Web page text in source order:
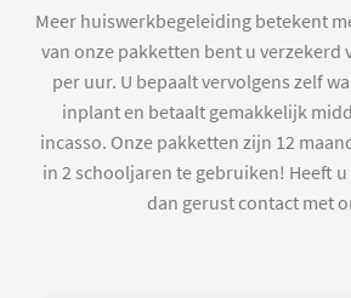
Meer huiswerkbegeleiding betekent
van onze pakketten bent u verzekerd
per uur. U bepaalt vervolgens zelf
inplant en betaalt gemakkelijk
incasso. Onze pakketten zijn 12
in 2 schooljaren te gebruiken! Heeft u
dan gerust contact met